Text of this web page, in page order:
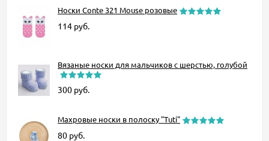
Носки Conte 321 Mouse розовые
114 руб.
Вязаные носки для мальчиков с шерстью, голубой
300 руб.
Махровые носки в полоску "Tuti"
80 руб.